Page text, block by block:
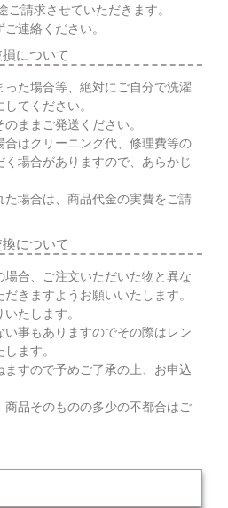
請求させていただきます。
連絡ください。
について
った場合等、絶対にご自分で洗濯
てください。
ままご発送ください。
はクリーニング代、修理費等の
場合がありますので、あらかじ
場合は、商品代金の実費をご請
について
合、ご注文いただいた物と異な
きますようお願いいたします。
たします。
事もありますのでその際はレン
ます。
すので予めご了承の上、お申込
品そのものの多少の不都合はご